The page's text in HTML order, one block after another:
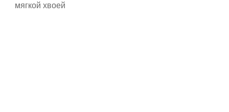
мягкой хвоей